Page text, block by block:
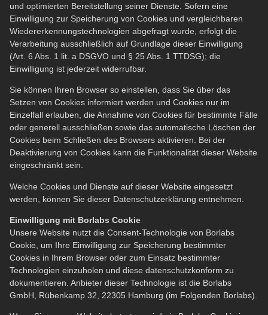
und optimierten Bereitstellung seiner Dienste. Sofern eine
Einwilligung zur Speicherung von Cookies und vergleichbaren
Wiedererkennungstechnologien abgefragt wurde, erfolgt die
Verarbeitung ausschließlich auf Grundlage dieser Einwilligung
(Art. 6 Abs. 1 lit. a DSGVO und § 25 Abs. 1 TTDSG); die
Einwilligung ist jederzeit widerrufbar.
Sie können Ihren Browser so einstellen, dass Sie über das
Setzen von Cookies informiert werden und Cookies nur im
Einzelfall erlauben, die Annahme von Cookies für bestimmte Fälle
oder generell ausschließen sowie das automatische Löschen der
Cookies beim Schließen des Browsers aktivieren. Bei der
Deaktivierung von Cookies kann die Funktionalität dieser Website
eingeschränkt sein.
Welche Cookies und Dienste auf dieser Website eingesetzt
werden, können Sie dieser Datenschutzerklärung entnehmen.
Einwilligung mit Borlabs Cookie
Unsere Website nutzt die Consent-Technologie von Borlabs
Cookie, um Ihre Einwilligung zur Speicherung bestimmter
Cookies in Ihrem Browser oder zum Einsatz bestimmter
Technologien einzuholen und diese datenschutzkonform zu
dokumentieren. Anbieter dieser Technologie ist die Borlabs
GmbH, Rübenkamp 32, 22305 Hamburg (im Folgenden Borlabs).